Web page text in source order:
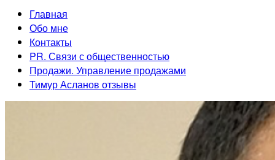
Главная
Обо мне
Контакты
PR. Связи с общественностью
Продажи. Управление продажами
Тимур Асланов отзывы